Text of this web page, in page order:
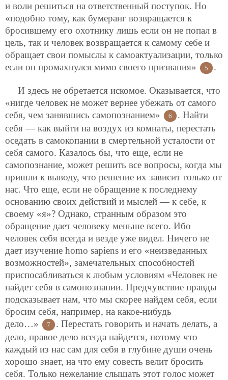
и воли решиться на ответственный поступок. Но
«подобно тому, как бумеранг возвращается к
бросившему его охотнику лишь если он не попал в
цель, так и человек возвращается к самому себе и
обращает свои помыслы к самоактуализации, только
если он промахнулся мимо своего призвания»
5 .
И здесь не обретается искомое. Оказывается, что
«нигде человек не может вернее убежать от самого
себя, чем занявшись самопознанием»
6
. Найти
себя — как выйти на воздух из комнаты, перестать
оседать в самокопании в смертельной усталости от
себя самого. Казалось бы, что еще, если не
самопознание, может решить все вопросы, когда мы
пришли к выводу, что решение их зависит только от
нас. Что еще, если не обращение к последнему
основанию своих действий и мыслей — к себе, к
своему «я»? Однако, странным образом это
обращение дает человеку меньше всего. Ибо
человек себя всегда и везде уже видел. Ничего не
дает изучение homo sapiens и его «неизведанных
возможностей», замечательных способностей
приспосабливаться к любым условиям «Человек не
найдет себя в самопознании. Предчувствие правды
подсказывает нам, что мы скорее найдем себя, если
бросим себя, например, на какое-нибудь
дело…»
7
. Перестать говорить и начать делать, а
дело, правое дело всегда найдется, потому что
каждый из нас сам для себя в глубине души очень
хорошо знает, на что ему совесть велит бросить
себя. Только нежелание слышать этот голос может